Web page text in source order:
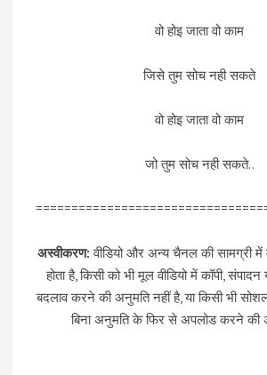
वो होइ जाता वो काम
जिसे तुम सोच नही सकते
वो होइ जाता वो काम
जो तुम सोच नही सकते..
अस्वीकरण:वीडियो और अन्य चैनल की सामग्री में
होता है, किसी को भी मूल वीडियो में कॉपी,
बदलाव करने की अनुमति नहीं है, या किसी भी सोशल
बिना अनुमति के फिर से अपलोड करने की